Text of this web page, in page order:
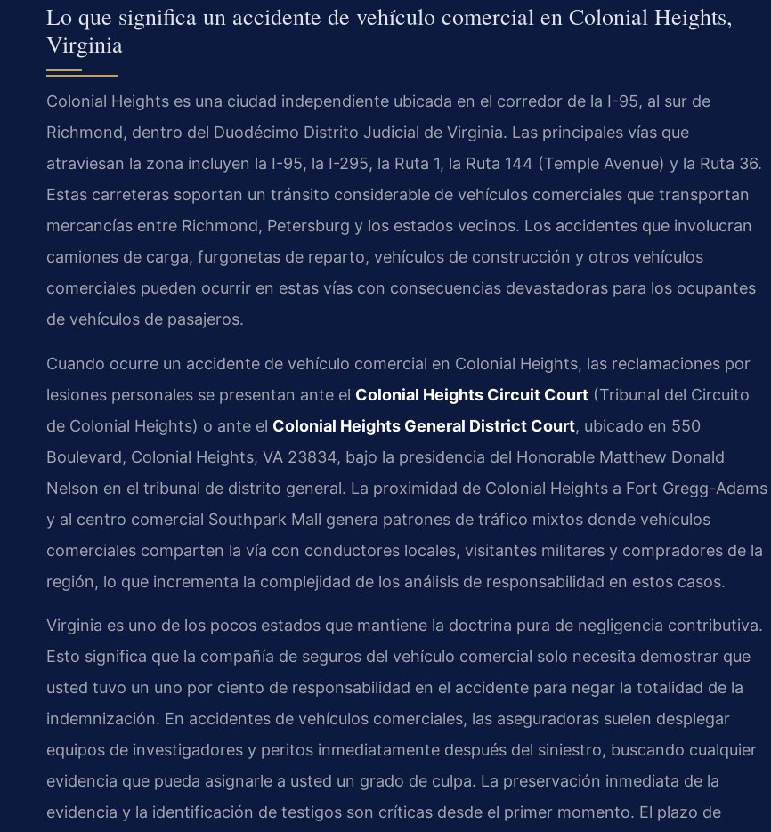
Lo que significa un accidente de vehículo comercial en Colonial Heights,
Virginia
Colonial Heights es una ciudad independiente ubicada en el corredor de la I-95, al sur de
Richmond, dentro del Duodécimo Distrito Judicial de Virginia. Las principales vías que
atraviesan la zona incluyen la I-95, la I-295, la Ruta 1, la Ruta 144 (Temple Avenue) y la Ruta 36.
Estas carreteras soportan un tránsito considerable de vehículos comerciales que transportan
mercancías entre Richmond, Petersburg y los estados vecinos. Los accidentes que involucran
camiones de carga, furgonetas de reparto, vehículos de construcción y otros vehículos
comerciales pueden ocurrir en estas vías con consecuencias devastadoras para los ocupantes
de vehículos de pasajeros.
Cuando ocurre un accidente de vehículo comercial en Colonial Heights, las reclamaciones por
lesiones personales se presentan ante el Colonial Heights Circuit Court (Tribunal del Circuito
de Colonial Heights) o ante el Colonial Heights General District Court, ubicado en 550
Boulevard, Colonial Heights, VA 23834, bajo la presidencia del Honorable Matthew Donald
Nelson en el tribunal de distrito general. La proximidad de Colonial Heights a Fort Gregg-Adams
y al centro comercial Southpark Mall genera patrones de tráfico mixtos donde vehículos
comerciales comparten la vía con conductores locales, visitantes militares y compradores de la
región, lo que incrementa la complejidad de los análisis de responsabilidad en estos casos.
Virginia es uno de los pocos estados que mantiene la doctrina pura de negligencia contributiva.
Esto significa que la compañía de seguros del vehículo comercial solo necesita demostrar que
usted tuvo un uno por ciento de responsabilidad en el accidente para negar la totalidad de la
indemnización. En accidentes de vehículos comerciales, las aseguradoras suelen desplegar
equipos de investigadores y peritos inmediatamente después del siniestro, buscando cualquier
evidencia que pueda asignarle a usted un grado de culpa. La preservación inmediata de la
evidencia y la identificación de testigos son críticas desde el primer momento. El plazo de